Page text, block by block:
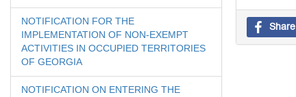
NOTIFICATION FOR THE
IMPLEMENTATION OF NON-EXEMPT
ACTIVITIES IN OCCUPIED TERRITORIES
OF GEORGIA
NOTIFICATION ON ENTERING THE
Share